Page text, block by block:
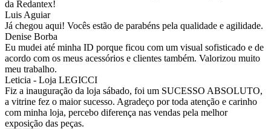
da Redantex!
Luis Aguiar
Já chegou aqui! Vocês estão de parabéns pela qualidade e agilidade.
Denise Borba
Eu mudei até minha ID porque ficou com um visual sofisticado e de
acordo com os meus acessórios e clientes também. Valorizou muito
meu trabalho.
Leticia - Loja LEGICCI
Fiz a inauguração da loja sábado, foi um SUCESSO ABSOLUTO,
a vitrine fez o maior sucesso. Agradeço por toda atenção e carinho
com minha loja, percebo diferença nas vendas pela melhor
exposição das peças.